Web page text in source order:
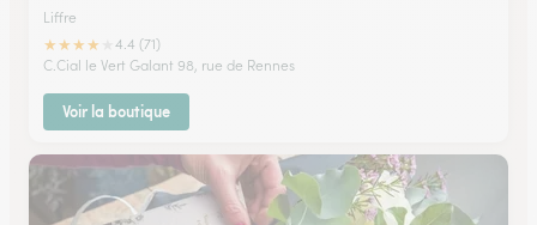
Liffre
★★★★
4.4 (71)
C.Cial le Vert Galant 98, rue de Rennes
Voir la boutique